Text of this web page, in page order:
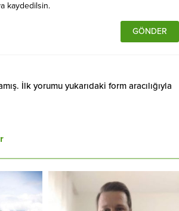
kaydedilsin.
İlk yorumu yukarıdaki form aracılığıyla